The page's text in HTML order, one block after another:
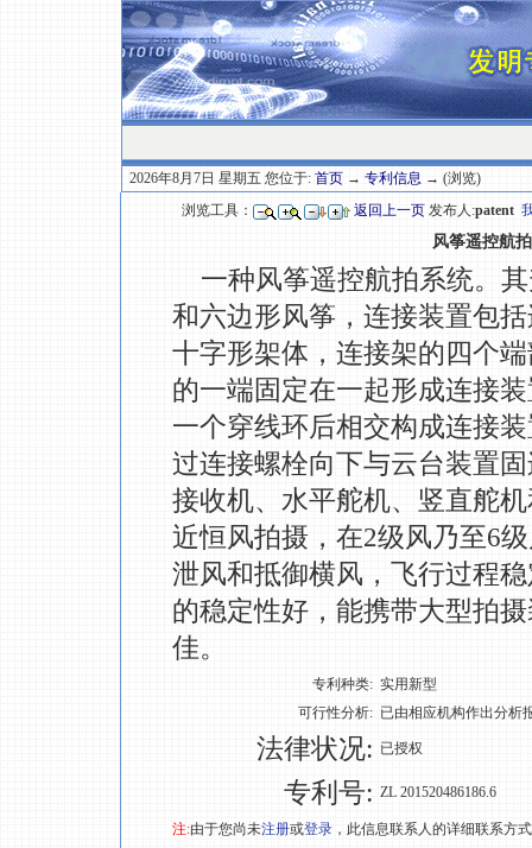
2026年8月7日 星期五 您位于: 首页 → 专利信息 → (浏览)
浏览工具：
返回上一页 发布人:patent
风筝遥控航
一种风筝遥控航拍系统。
和六边形风筝，连接装置包
十字形架体，连接架的四个
的一端固定在一起形成连接
一个穿线环后相交构成连接
过连接螺栓向下与云台装置
接收机、水平舵机、竖直舵
近恒风拍摄，在2级风乃至6
泄风和抵御横风，飞行过程
的稳定性好，能携带大型拍
佳。
专利种类: 实用新型
可行性分析: 已由相应机构作出分析
法律状况: 已授权
专利号: ZL 201520486186.6
注:由于您尚未注册或登录 ，此信息联系人的详细联系方